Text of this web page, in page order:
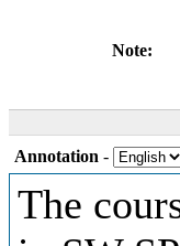
Note:
Annotation -
The